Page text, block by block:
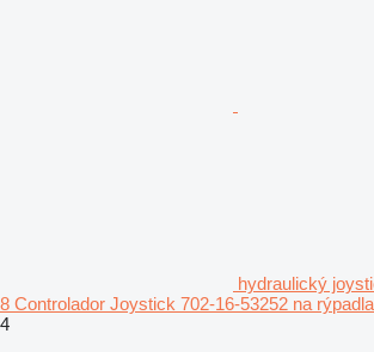
hydraulický
8 Controlador Joystick 702-16-53252 na
4